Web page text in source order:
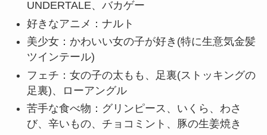
UNDERTALE、バカゲー
好きなアニメ：ナルト
美少女：かわいい女の子が好き(特に生意気金髪
ツインテール)
フェチ：女の子の太もも、足裏(ストッキングの
足裏)、ローアングル
苦手な食べ物：グリンピース、いくら、わさ
び、辛いもの、チョコミント、豚の生姜焼き